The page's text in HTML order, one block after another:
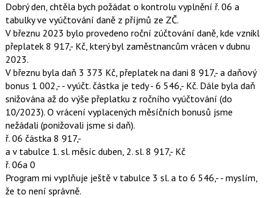
Dobrý den, chtěla bych požádat o kontrolu vyplnění ř. 06 a
tabulky ve vyúčtování daně z příjmů ze ZČ.
V březnu 2023 bylo provedeno roční zúčtování daně, kde vznikl
přeplatek 8 917,- Kč, který byl zaměstnancům vrácen v dubnu
2023.
V březnu byla daň 3 373 Kč, přeplatek na dani 8 917,- a daňový
bonus 1 002,- - vyúčt. částka je tedy - 6 546,- Kč. Dále byla daň
snižována až do výše přeplatku z ročního vyúčtování (do
10/2023). O vrácení vyplacených měsíčních bonusů jsme
nežádali (ponižovali jsme si daň).
ř. 06 částka 8 917,-
a v tabulce 1. sl. měsíc duben, 2. sl. 8 917,- Kč
ř. 06a 0
Program mi vyplňuje ještě v tabulce 3 sl. a to 6 546,- - myslím,
že to není správně.